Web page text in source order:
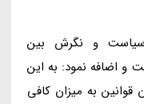
سیاست و نگرش بین
و اضافه نمود: به این
به میزان کافی